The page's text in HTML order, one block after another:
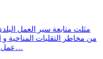
مثلت متابعة سير العمل
من مخاطر التقلبات المناخية و
عمل انعقدت امس بولاية سليانة باشراف…